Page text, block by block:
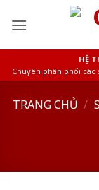
HỆ
Chuyên phân phối các
TRANG CHỦ /